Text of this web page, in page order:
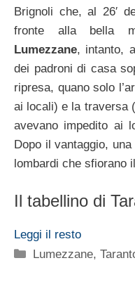
Brignoli che, al 26′
fronte alla bella
Lumezzane, intanto,
dei padroni di casa
ripresa, quano solo
ai locali) e la traversa
avevano impedito ai
Dopo il vantaggio,
lombardi che sfiorano
Il tabellino di
Leggi il resto
Categorie
Lumezzane,